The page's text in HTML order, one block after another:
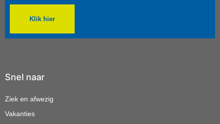
Klik hier
Snel naar
Ziek en afwezig
Vakanties